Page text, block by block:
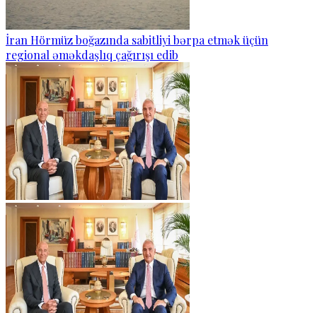
İran Hörmüz boğazında sabitliyi bərpa etmək üçün
regional əməkdaşlıq çağırışı edib